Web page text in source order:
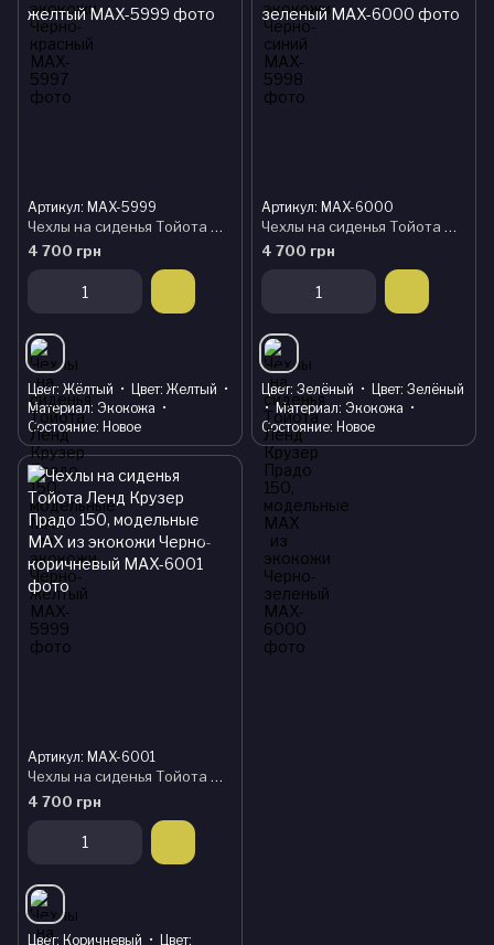
Артикул: MAX-5999
Чехлы на сиденья Тойота Ленд Крузер Прадо 150, модельные MAX из экокожи Черно-желтый
4 700 грн
Цвет Жёлтый Цвет Желтый
Материал Экокожа
Состояние Новое
Артикул: MAX-6000
Чехлы на сиденья Тойота Ленд Крузер Прадо 150, модельные MAX из экокожи Черно-зеленый
4 700 грн
Цвет Зелёный Цвет Зелёный
Материал Экокожа
Состояние Новое
Артикул: MAX-6001
Чехлы на сиденья Тойота Ленд Крузер Прадо 150, модельные MAX из экокожи Черно-коричневый
4 700 грн
Цвет Коричневый Цвет